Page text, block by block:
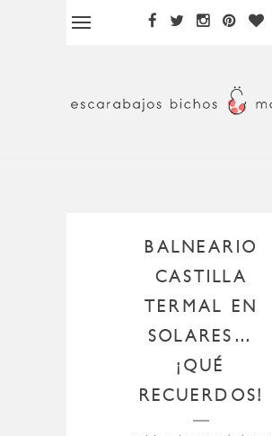
BALNEARIO
CASTILLA
TERMAL EN
SOLARES…
¡QUÉ
RECUERDOS!